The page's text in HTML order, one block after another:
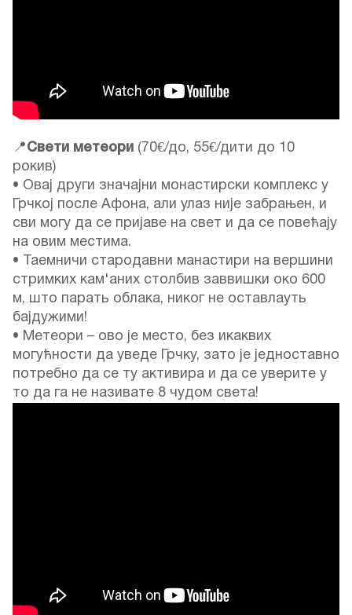
📍Свети метеори (70€/до, 55€/дити до 10
рокив)
• Овај други значајни монастирски комплекс у
Грчкој после Афона, али улаз није забрањен, и
сви могу да се пријаве на свет и да се повећају
на овим местима.
• Таемничи стародавни манастири на вершини
стримких кам'аних столбив заввишки око 600
м, што парать облака, никог не оставлауть
бајдужими!
• Метеори – ово је место, без икаквих
могућности да уведе Грчку, зато је једноставно
потребно да се ту активира и да се уверите у
то да га не називате 8 чудом света!